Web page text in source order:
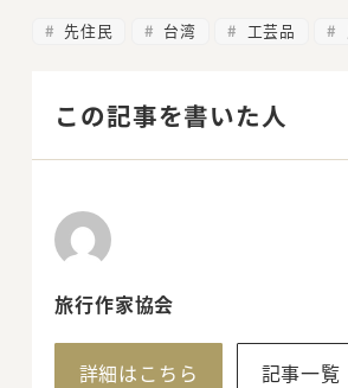
先住民 台湾 工芸品
この記事を書いた人
旅行作家協会
詳細はこちら 記事一覧